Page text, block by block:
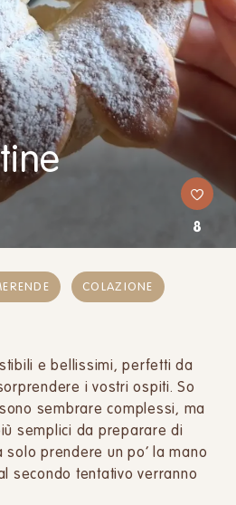
8
COLAZIONE
e bellissimi, perfetti da
i vostri ospiti. So
sembrare complessi, ma
semplici da preparare di
prendere un po’ la mano
secondo tentativo verranno